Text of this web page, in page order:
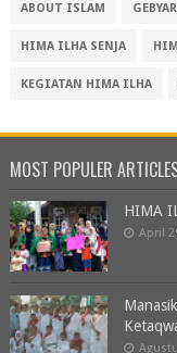
ABOUT ISLAM
HIMA ILHA SENJA
KEGIATAN HIMA ILHA
MOST POPULER
HIMA
April